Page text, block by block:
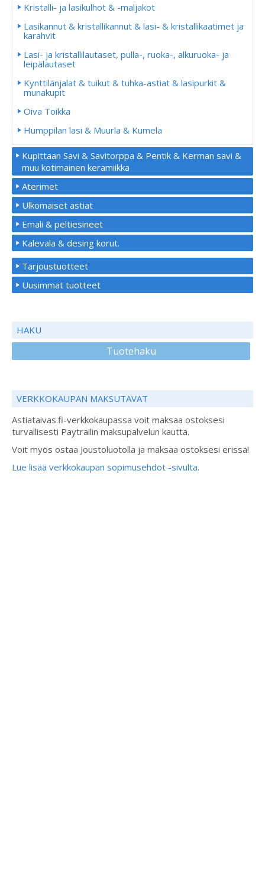
Kristalli- ja lasikulhot & -maljakot
Lasikannut & kristallikannut & lasi- & kristallikaatimet ja
karahvit
Lasi- ja kristallilautaset, pulla-, ruoka-, alkuruoka- ja
leipälautaset
Kynttilänjalat & tuikut & tuhka-astiat & lasipurkit &
munakupit
Oiva Toikka
Humppilan lasi & Muurla & Kumela
Kupittaan Savi & Savitorppa & Pentik & Kerman savi &
muu kotimainen keramiikka
Aterimet
Ulkomaiset astiat
Emali & peltiesineet
Kalevala & desing korut.
Tarjoustuotteet
Uusimmat tuotteet
HAKU
Tuotehaku
VERKKOKAUPAN MAKSUTAVAT
Astiataivas.fi-verkkokaupassa voit maksaa ostoksesi
turvallisesti Paytrailin maksupalvelun kautta.
Voit myös ostaa Joustoluotolla ja maksaa ostoksesi erissä!
Lue lisää verkkokaupan sopimusehdot -sivulta.